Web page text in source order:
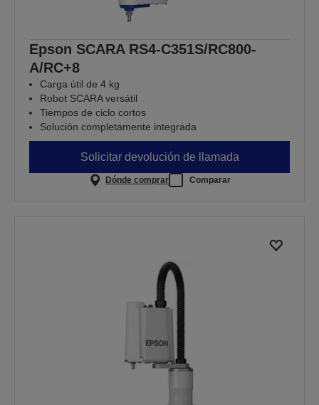
Epson SCARA RS4-C351S/RC800-
A/RC+8
Carga útil de 4 kg
Robot SCARA versátil
Tiempos de ciclo cortos
Solución completamente integrada
Solicitar devolución de llamada
Dónde comprar Comparar